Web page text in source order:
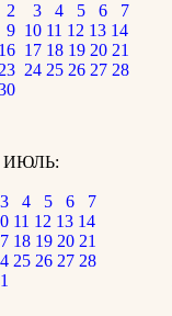
2 3 4 5 6
7
9 10 11 12 13 14
16 17 18 19 20 21
23 24 25 26 27 28
ИЮЛЬ:
3 4 5 6
7
11 12 13 14
18 19 20 21
25 26 27 28